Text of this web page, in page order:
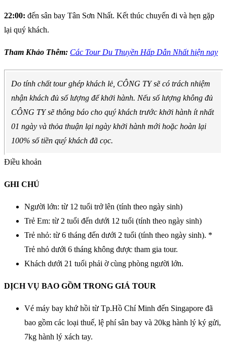
22:00: đến sân bay Tân Sơn Nhất. Kết thúc chuyến đi và hẹn gặp
lại quý khách.
Tham Khảo Thêm: Các Tour Du Thuyền Hấp Dẫn Nhất hiện nay
Do tính chất tour ghép khách lẻ, CÔNG TY sẽ có trách nhiệm
nhận khách đủ số lượng để khởi hành. Nếu số lượng không đủ
CÔNG TY sẽ thông báo cho quý khách trước khởi hành ít nhất
01 ngày và thỏa thuận lại ngày khởi hành mới hoặc hoàn lại
100% số tiền quý khách đã cọc.
Điều khoản
GHI CHÚ
Người lớn: từ 12 tuổi trở lên (tính theo ngày sinh)
Trẻ Em: từ 2 tuổi đến dưới 12 tuổi (tính theo ngày sinh)
Trẻ nhỏ: từ 6 tháng đến dưới 2 tuổi (tính theo ngày sinh). *
Trẻ nhỏ dưới 6 tháng không được tham gia tour.
Khách dưới 21 tuổi phải ờ cùng phòng người lớn.
DỊCH VỤ BAO GỒM TRONG GIÁ TOUR
Vé máy bay khứ hồi từ Tp.Hồ Chí Minh đến Singapore đã
bao gồm các loại thuế, lệ phí sân bay và 20kg hành lý ký gửi,
7kg hành lý xách tay.